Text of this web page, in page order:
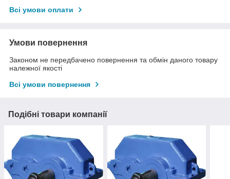
Всі умови оплати
Умови повернення
Законом не передбачено повернення та обмін даного товару
належної якості
Всі умови повернення
Подібні товари компанії